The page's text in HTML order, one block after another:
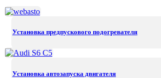
Установка предпускового подогревателя
Установка автозапуска двигателя